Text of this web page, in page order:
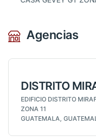
Agencias
DISTRITO
EDIFICIO DISTRITO
ZONA 11
GUATEMALA,